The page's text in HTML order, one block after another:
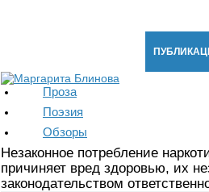
Проза
Поэзия
Обзоры
Незаконное потребление
причиняет вред здоровью, их
законодательством